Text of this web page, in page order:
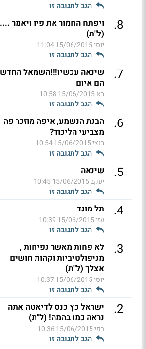
הגב לתגובה זו
8
.
ויפתח החמור את פיו ויאמר
(ל"ת)
יוסי15/06/2015 11:04
הגב לתגובה זו
7
.
שינאה עכשיו!!!השמאל
הם איום
בא15/06/2015 10:58
הגב לתגובה זו
6
.
הבנת הנשמע, איפה מוזכר פה
מצביעי הליכוד?
בנצי15/06/2015 10:54
הגב לתגובה זו
5
. שינאה
יעקב15/06/2015 10:45
הגב לתגובה זו
4
. תל מונד
עזי15/06/2015 10:39
הגב לתגובה זו
3
.
לא פחות מאשר נפיחות ,
מניפולטיביות וקהות חושים
אצלך (ל"ת)
יוסי15/06/2015 10:37
הגב לתגובה זו
2
.
ישראל כץ כנס לדיאטה אתה
נראה כמו בהמה! (ל"ת)
רפי15/06/2015 10:36
הגב לתגובה זו